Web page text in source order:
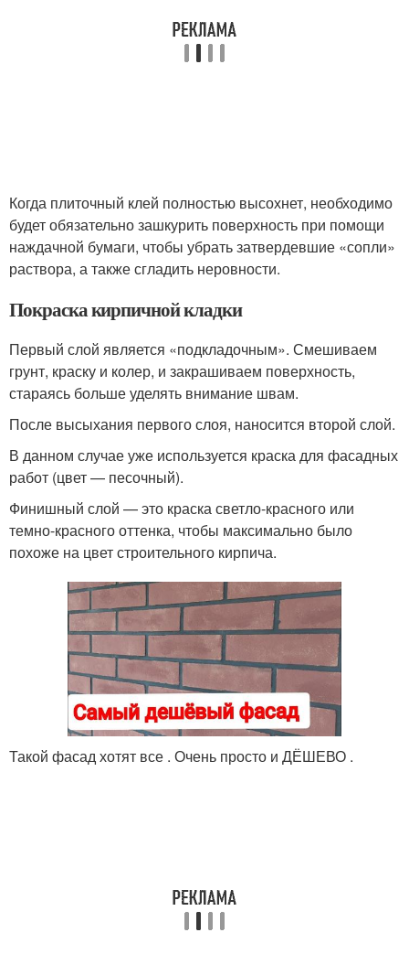
Когда плиточный клей полностью высохнет, необходимо
будет обязательно зашкурить поверхность при помощи
наждачной бумаги, чтобы убрать затвердевшие «сопли»
раствора, а также сгладить неровности.
Покраска кирпичной кладки
Первый слой является «подкладочным». Смешиваем
грунт, краску и колер, и закрашиваем поверхность,
стараясь больше уделять внимание швам.
После высыхания первого слоя, наносится второй слой.
В данном случае уже используется краска для фасадных
работ (цвет — песочный).
Финишный слой — это краска светло-красного или
темно-красного оттенка, чтобы максимально было
похоже на цвет строительного кирпича.
Такой фасад хотят все . Очень просто и ДЁШЕВО .